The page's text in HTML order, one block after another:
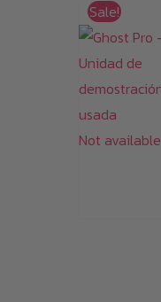
Sale!
Not available